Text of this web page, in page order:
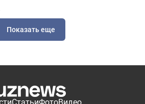
Показать еще